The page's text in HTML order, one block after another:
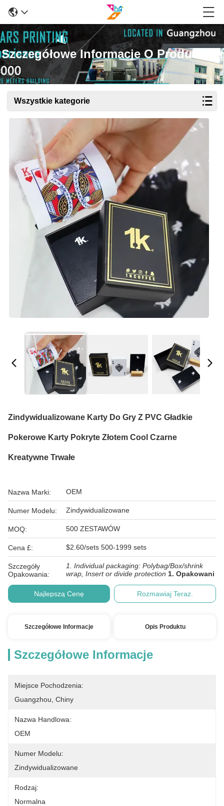
Szczegółowe Informacje O Produktach
Wszystkie kategorie
Zindywidualizowane Karty Do Gry Z PVC Gładkie
Pokerowe Karty Pokryte Złotem Cool Czarne
Kreatywne Trwałe
Nazwa Marki: OEM
Numer Modelu: Zindywidualizowane
MOQ: 500 ZESTAWÓW
Cena £: $2.60/sets 500-1999 sets
Szczegóły
Opakowania:
1. Individual packaging: Polybag/Box/shrink
wrap, Insert or divide protection 1. Opakowani
Najlepszą Cenę Rozmawiaj Teraz.
Szczegółowe Informacje Opis Produktu
Szczegółowe Informacje
Miejsce Pochodzenia:
Guangzhou, Chiny
Nazwa Handlowa:
OEM
Numer Modelu:
Zindywidualizowane
Rodzaj:
Normalna